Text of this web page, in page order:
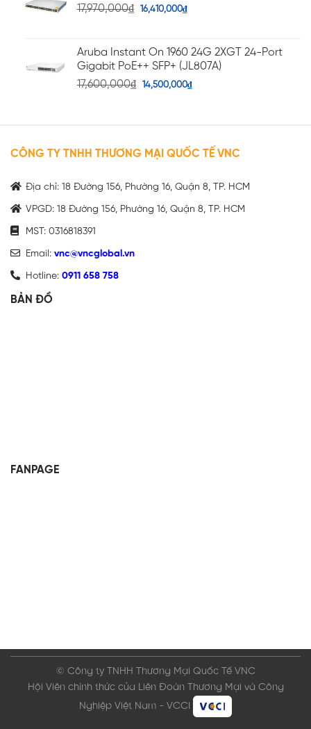
17,970,000₫ 16,410,000₫
Aruba Instant On 1960 24G 2XGT 24-Port
Gigabit PoE++ SFP+ (JL807A)
17,600,000₫ 14,500,000₫
CÔNG TY TNHH THƯƠNG MẠI QUỐC TẾ VNC
Địa chỉ: 18 Đường 156, Phường 16, Quận 8, TP. HCM
VPGD: 18 Đường 156, Phường 16, Quận 8, TP. HCM
MST: 0316818391
Email: vnc@vncglobal.vn
Hotline: 0911 658 758
BẢN ĐỒ
FANPAGE
© Công ty TNHH Thương Mại Quốc Tế VNC
Hội Viên chính thức của Liên Đoàn Thương Mại và Công
Nghiệp Việt Nam - VCCI